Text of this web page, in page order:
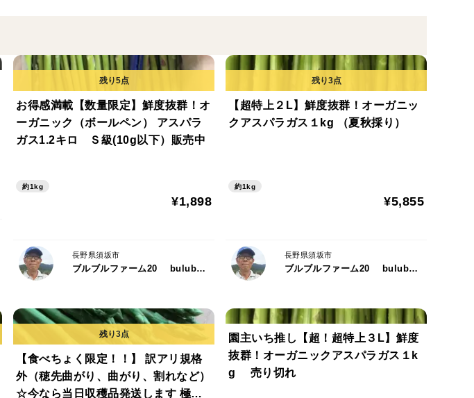
お得感満載【数量限定】鮮度抜群！オ
ーガニック（ボールペン） アスパラ
ガス1.2キロ Ｓ級(10g以下）販売中
約1kg
¥1,898
長野県須坂市
ブルブルファーム20 bulubulu-farm.com
【超特上２L】鮮度抜群！オーガニッ
クアスパラガス１kg （夏秋採り）
約1kg
¥5,855
長野県須坂市
ブルブルファーム20 bulubulu-farm.com
【食べちょく限定！！】 訳アリ規格
外（穂先曲がり、曲がり、割れなど）
☆今なら当日収穫品発送します 極
園主いち推し【超！超特上３L】鮮度
抜群！オーガニックアスパラガス１k
g 売り切れ